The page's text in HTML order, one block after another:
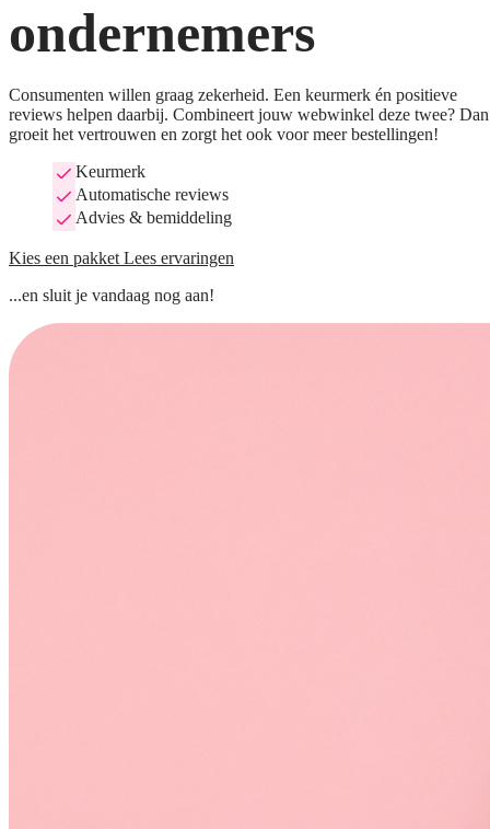
ondernemers
Consumenten willen graag zekerheid. Een keurmerk én positieve
reviews helpen daarbij. Combineert jouw webwinkel deze twee? Dan
groeit het vertrouwen en zorgt het ook voor meer bestellingen!
Keurmerk
Automatische reviews
Advies & bemiddeling
Kies een pakket Lees ervaringen
...en sluit je vandaag nog aan!